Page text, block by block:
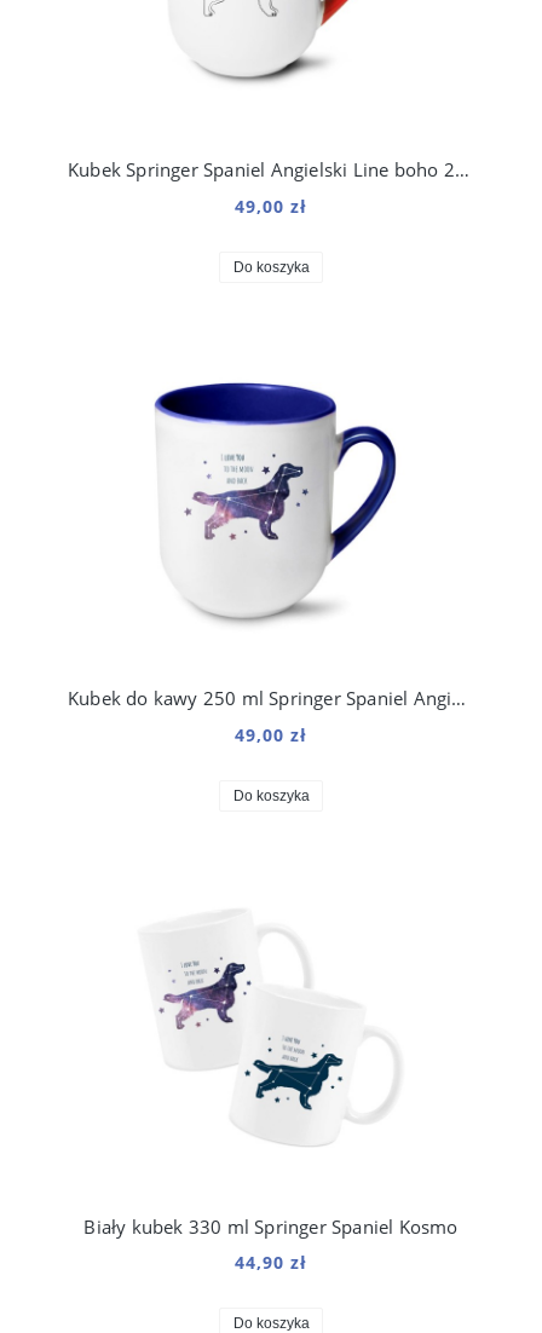
Kubek Springer Spaniel Angielski Line boho 250 ml
49,00 zł
Do koszyka
Kubek do kawy 250 ml Springer Spaniel Angielski Kosmo
49,00 zł
Do koszyka
Biały kubek 330 ml Springer Spaniel Kosmo
44,90 zł
Do koszyka